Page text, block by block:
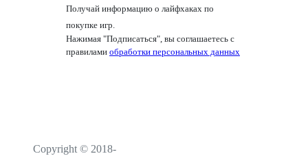
Получай информацию о лайфхаках по
покупке игр.
Нажимая "Подписаться", вы соглашаетесь с
правилами обработки персональных данных
Copyright © 2018-